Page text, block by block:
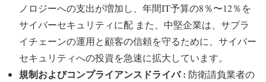
ノロジーへの支出が増加し、年間IT予算の8％〜12％を
サイバーセキュリティに配 また、中堅企業は、サプラ
イチェーンの運用と顧客の信頼を守るために、サイバー
セキュリティへの投資を急速に拡大しています。
規制およびコンプライアンスドライバ : 防衛請負業者の